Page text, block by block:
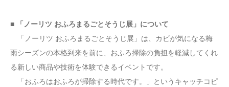
■ 「ノーリツ おふろまるごとそうじ展」について
「ノーリツ おふろまるごとそうじ展」は、カビが気になる梅
雨シーズンの本格到来を前に、おふろ掃除の負担を軽減してくれ
る新しい商品や技術を体験できるイベントです。
「おふろはおふろが掃除する時代です。」というキャッチコピ